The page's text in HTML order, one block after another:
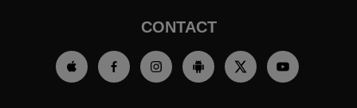
CONTACT